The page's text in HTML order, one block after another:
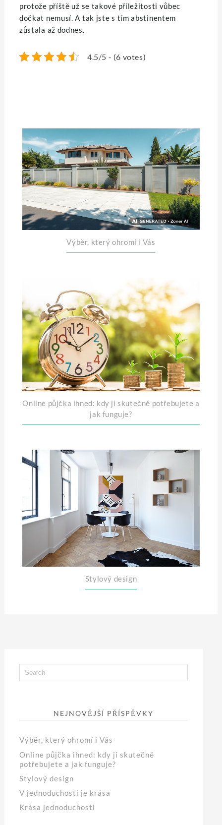
protože příště už se takové příležitosti vůbec
dočkat nemusí. A tak jste s tím abstinentem
zůstala až dodnes.
4.5/5 - (6 votes)
Výběr, který ohromí i Vás
Online půjčka ihned: kdy ji skutečně potřebujete a
jak funguje?
Stylový design
NEJNOVĚJŠÍ PŘÍSPĚVKY
Výběr, který ohromí i Vás
Online půjčka ihned: kdy ji skutečně
potřebujete a jak funguje?
Stylový design
V jednoduchosti je krása
Krása jednoduchosti